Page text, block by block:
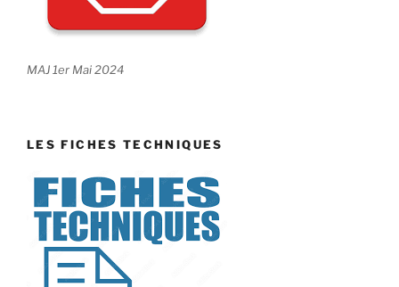
MAJ 1er Mai 2024
LES FICHES TECHNIQUES